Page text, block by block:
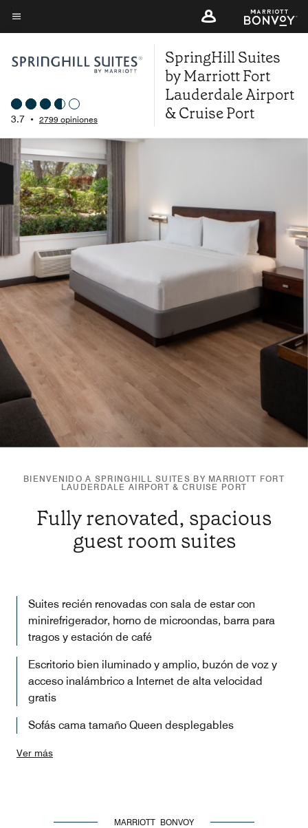
Skip
to
content
Texto del menú
3.7 • 2799 opiniones
SpringHill Suites
by Marriott Fort
Lauderdale Airport
& Cruise Port
BIENVENIDO A SPRINGHILL SUITES BY MARRIOTT FORT
LAUDERDALE AIRPORT & CRUISE PORT
Fully renovated, spacious
guest room suites
Suites recién renovadas con sala de estar con
minirefrigerador, horno de microondas, barra para
tragos y estación de café
Escritorio bien iluminado y amplio, buzón de voz y
acceso inalámbrico a Internet de alta velocidad
gratis
Sofás cama tamaño Queen desplegables
Ver más
MARRIOTT BONVOY